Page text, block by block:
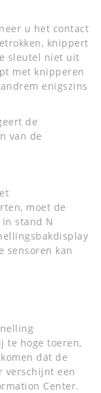
u het contact
knippert
sleutel niet uit
met knipperen
enigszins
de
van de
moet de
stand N
sensoren kan
te hoge toeren,
dat de
verschijnt een
Center.